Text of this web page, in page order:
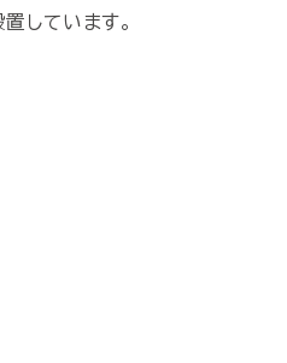
しています。